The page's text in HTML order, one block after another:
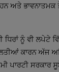
ਅਤੇ
ਨੂੰ ਵੀ ਲਪੇਟੇ
ਕਾਰਨ ਅੱਜ
ਪਾਰਟੀ ਸਰਕਾਰ